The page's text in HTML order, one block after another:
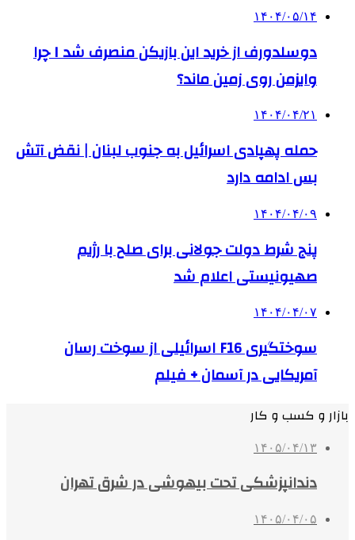
۱۴۰۴/۰۵/۱۴
دوسلدورف از خرید این بازیکن منصرف شد I چرا
وایزمن روی زمین ماند؟
۱۴۰۴/۰۴/۲۱
حمله پهپادی اسرائیل به جنوب لبنان | نقض آتش
بس ادامه دارد
۱۴۰۴/۰۴/۰۹
پنج شرط دولت جولانی برای صلح با رژیم
صهیونیستی اعلام شد
۱۴۰۴/۰۴/۰۷
سوختگیری F16 اسرائیلی از سوخت رسان
آمریکایی در آسمان + فیلم
بازار و کسب و کار
۱۴۰۵/۰۴/۱۳
دندانپزشکی تحت بیهوشی در شرق تهران
۱۴۰۵/۰۴/۰۵